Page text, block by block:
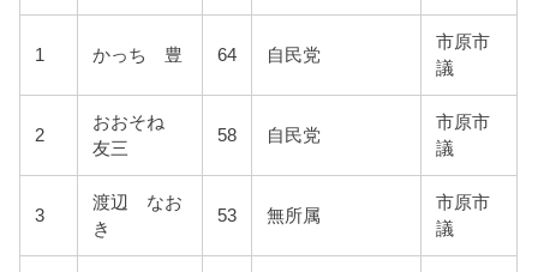
1 かっち 豊 64 自民党
市原市
議
2
おおそね
友三
58 自民党
市原市
議
3
渡辺 なお
き
53 無所属
市原市
議